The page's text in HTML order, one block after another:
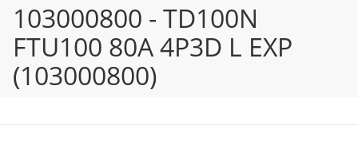
103000800 - TD100N
FTU100 80A 4P3D L EXP
(103000800)